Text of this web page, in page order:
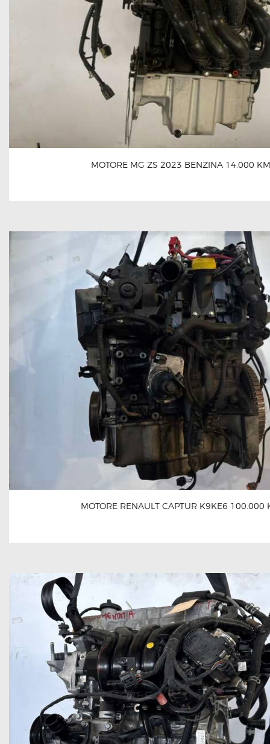
MOTORE MG ZS 2023 BENZINA 14.000 KM
MOTORE RENAULT CAPTUR K9KE6 100.000